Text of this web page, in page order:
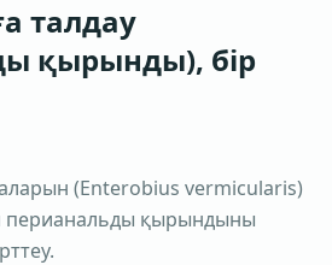
талдау
қырынды), бір
(Enterobius vermicularis)
перианальды қырындыны